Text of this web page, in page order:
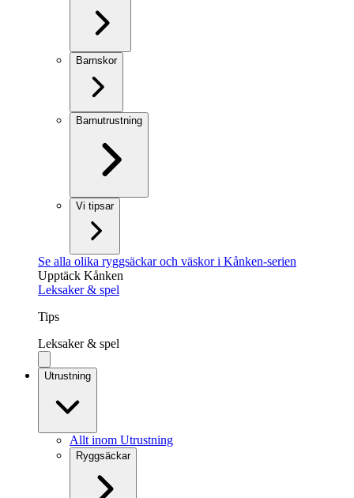
Barnskor
Barnutrustning
Vi tipsar
Se alla olika ryggsäckar och väskor i Kånken-serien
Upptäck Kånken
Leksaker & spel
Tips
Leksaker & spel
Utrustning
Allt inom Utrustning
Ryggsäckar